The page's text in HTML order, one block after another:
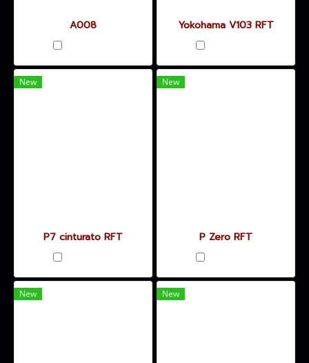
A008
Yokohama V103 RFT
New
P7 cinturato RFT
New
P Zero RFT
New New